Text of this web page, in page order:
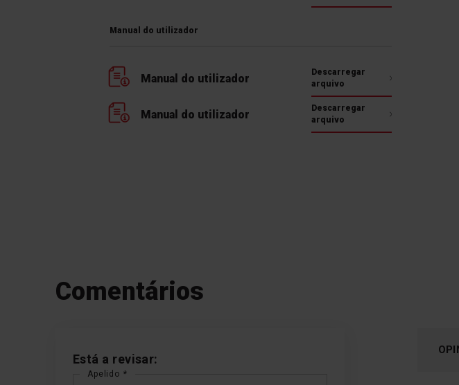
Manual do utilizador
Manual do utilizador
Descarregar
arquivo
Manual do utilizador
Descarregar
arquivo
Comentários
Está a revisar:
Apelido